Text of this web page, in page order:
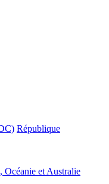
République
Océanie et Australie